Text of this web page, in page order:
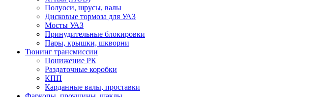
Полуоси, шрусы, валы
Дисковые тормоза для УАЗ
Мосты УАЗ
Принудительные блокировки
Пары, крышки, шкворни
Тюнинг трансмиссии
Понижение РК
Раздаточные коробки
КПП
Карданные валы, проставки